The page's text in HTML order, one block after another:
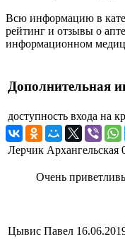
Всю информацию в
рейтинг и отзывы о
информационном
Дополнительная
доступность входа на
Лерчик Архангельская
Очень
Цывис Павел